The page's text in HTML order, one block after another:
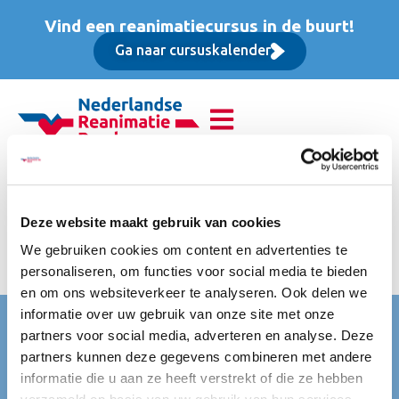
Deze website maakt gebruik van cookies
We gebruiken cookies om content en advertenties te
personaliseren, om functies voor social media te bieden
en om ons websiteverkeer te analyseren. Ook delen we
informatie over uw gebruik van onze site met onze
partners voor social media, adverteren en analyse. Deze
partners kunnen deze gegevens combineren met andere
informatie die u aan ze heeft verstrekt of die ze hebben
Vind een reanimatiecursus in de buurt!
Ga naar cursuskalender
Basis Instructeur Cursus
(BIC), Opfriscursus
excl. BTW
Nederlandse Reanimatie Raad (NRR)
Mercatorlaan 1200
3528 BL Utrecht